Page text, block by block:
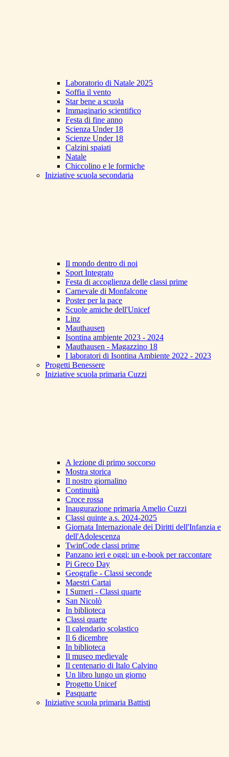
Laboratorio di Natale 2025
Soffia il vento
Star bene a scuola
Immaginario scientifico
Festa di fine anno
Scienza Under 18
Scienze Under 18
Calzini spaiati
Natale
Chiccolino e le formiche
Iniziative scuola secondaria
Il mondo dentro di noi
Sport Integrato
Festa di accoglienza delle classi prime
Carnevale di Monfalcone
Poster per la pace
Scuole amiche dell'Unicef
Linz
Mauthausen
Isontina ambiente 2023 - 2024
Mauthausen - Magazzino 18
I laboratori di Isontina Ambiente 2022 - 2023
Progetti Benessere
Iniziative scuola primaria Cuzzi
A lezione di primo soccorso
Mostra storica
Il nostro giornalino
Continuità
Croce rossa
Inaugurazione primaria Amelio Cuzzi
Classi quinte a.s. 2024-2025
Giornata Internazionale dei Diritti dell'Infanzia e
dell'Adolescenza
TwinCode classi prime
Panzano ieri e oggi: un e-book per raccontare
Pi Greco Day
Geografie - Classi seconde
Maestri Cartai
I Sumeri - Classi quarte
San Nicolò
In biblioteca
Classi quarte
Il calendario scolastico
Il 6 dicembre
In biblioteca
Il museo medievale
Il centenario di Italo Calvino
Un libro lungo un giorno
Progetto Unicef
Pasquarte
Iniziative scuola primaria Battisti